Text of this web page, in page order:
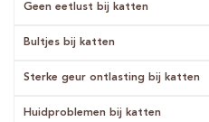
Geen eetlust bij katten
Bultjes bij katten
Sterke geur ontlasting bij katten
Huidproblemen bij katten